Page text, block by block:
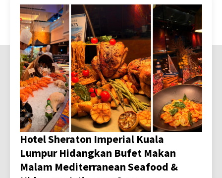
Hotel Sheraton Imperial Kuala
Lumpur Hidangkan Bufet Makan
Malam Mediterranean Seafood &